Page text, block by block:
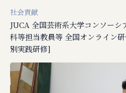
社会貢献
JUCA 全国芸術系大学コンソー
科等担当教員等 全国オンライン
別実践研修]